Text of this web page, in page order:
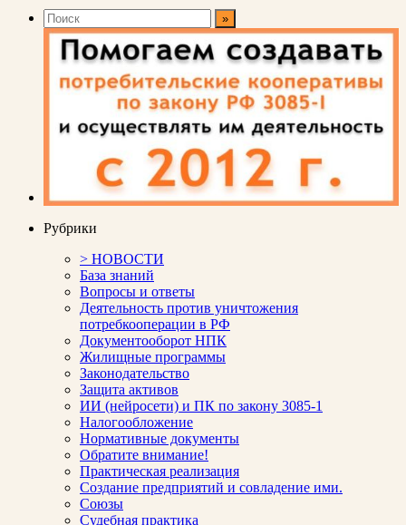
Рубрики
> НОВОСТИ
База знаний
Вопросы и ответы
Деятельность против уничтожения
потребкооперации в РФ
Документооборот НПК
Жилищные программы
Законодательство
Защита активов
ИИ (нейросети) и ПК по закону 3085-1
Налогообложение
Нормативные документы
Обратите внимание!
Практическая реализация
Создание предприятий и совладение ими.
Союзы
Судебная практика